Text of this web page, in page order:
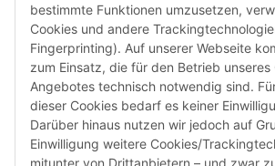
bestimmte Funktionen umzusetzen,
Cookies und andere
Fingerprinting). Auf unserer Webseite
zum Einsatz, die für den Betrieb unseres
Angebotes technisch notwendig sind.
dieser Cookies bedarf es keiner
Darüber hinaus nutzen wir jedoch auf
Einwilligung weitere Cookies/
Susannenstraße 21a, DE-20357
Tel: +49 (0)40 432 76 990